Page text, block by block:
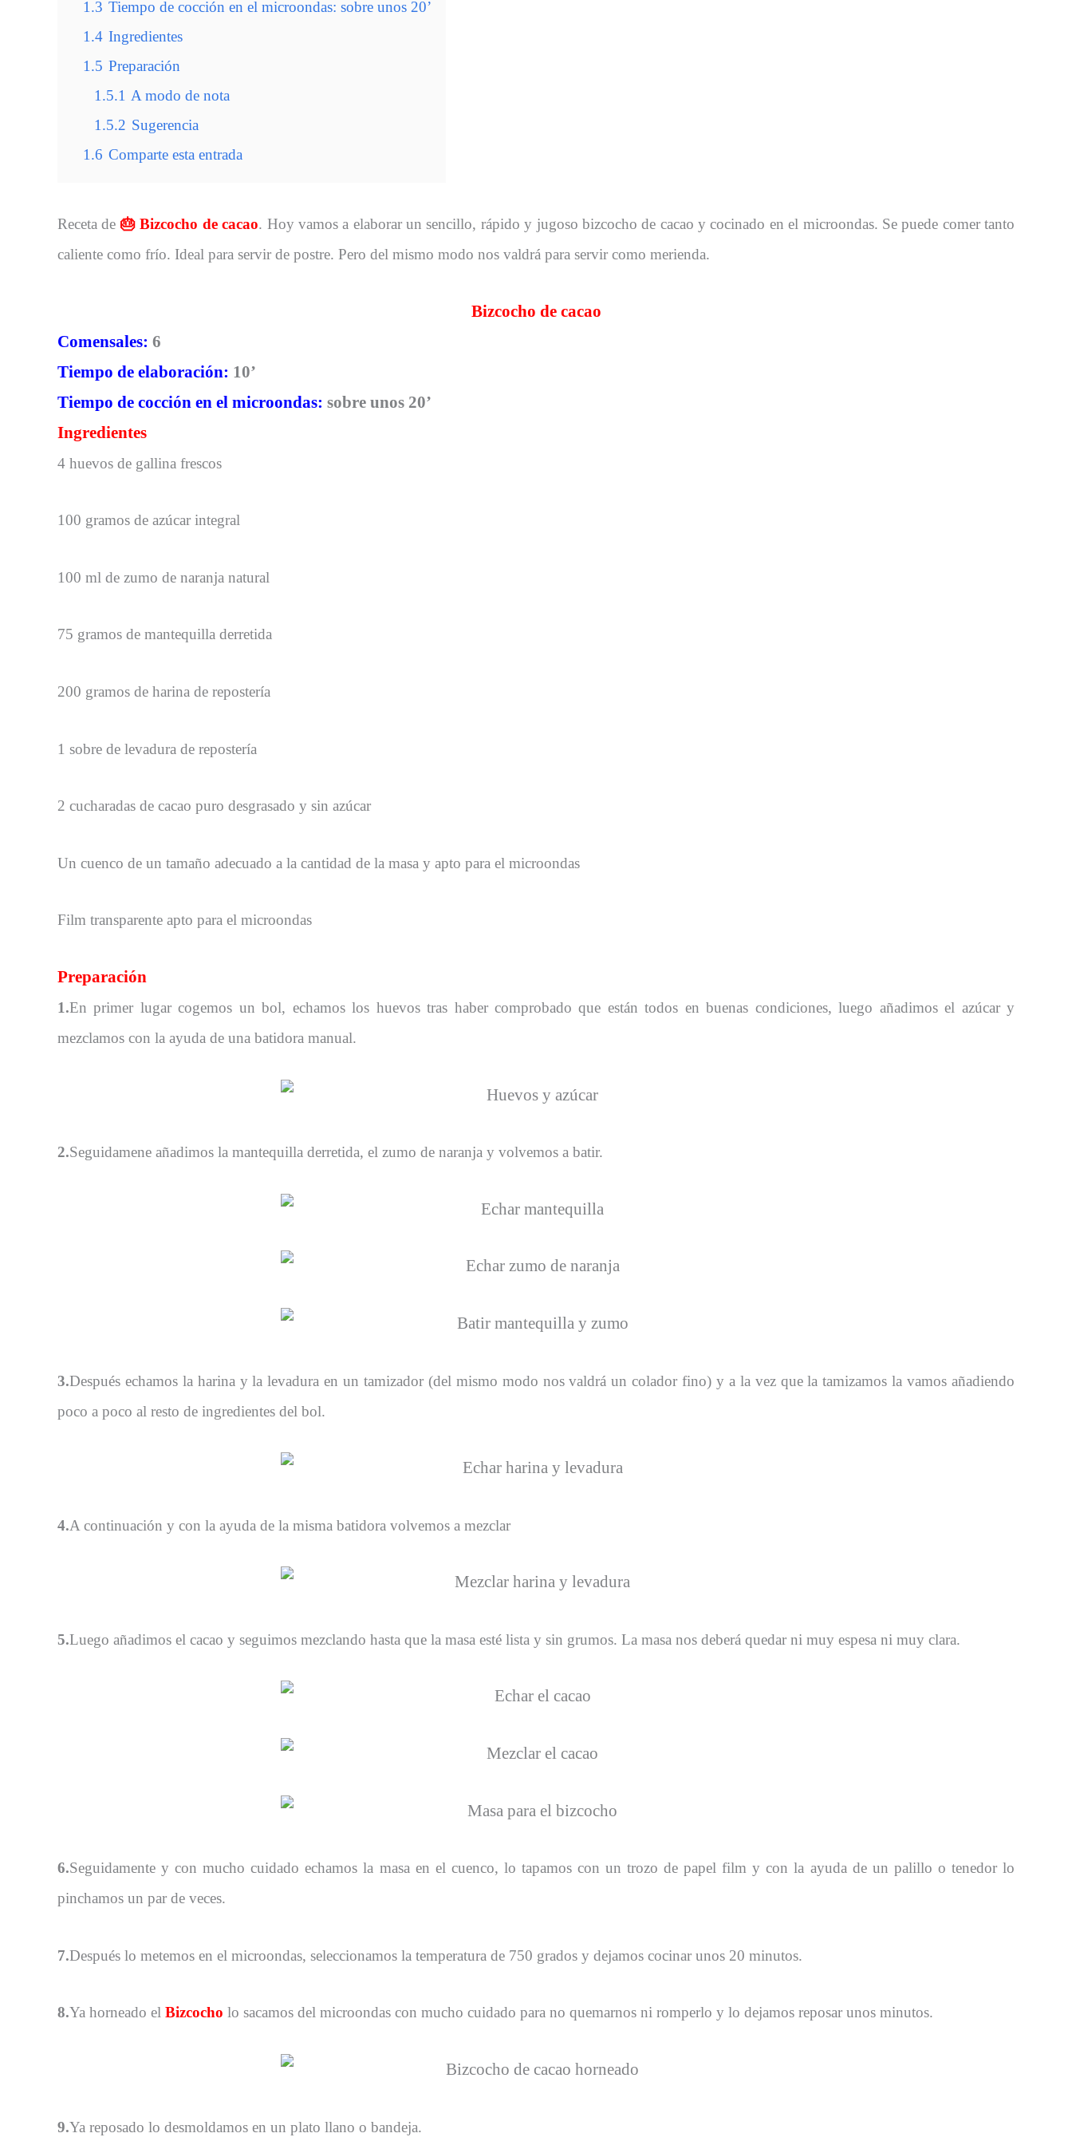
1.3 Tiempo de cocción en el microondas: sobre unos 20’
1.4 Ingredientes
1.5 Preparación
1.5.1 A modo de nota
1.5.2 Sugerencia
1.6 Comparte esta entrada
Receta de 🎂 Bizcocho de cacao. Hoy vamos a elaborar un sencillo, rápido y jugoso bizcocho de cacao y cocinado en el microondas. Se puede comer tanto
caliente como frío. Ideal para servir de postre. Pero del mismo modo nos valdrá para servir como merienda.
Bizcocho de cacao
Comensales: 6
Tiempo de elaboración: 10’
Tiempo de cocción en el microondas: sobre unos 20’
Ingredientes
4 huevos de gallina frescos
100 gramos de azúcar integral
100 ml de zumo de naranja natural
75 gramos de mantequilla derretida
200 gramos de harina de repostería
1 sobre de levadura de repostería
2 cucharadas de cacao puro desgrasado y sin azúcar
Un cuenco de un tamaño adecuado a la cantidad de la masa y apto para el microondas
Film transparente apto para el microondas
Preparación
1.En primer lugar cogemos un bol, echamos los huevos tras haber comprobado que están todos en buenas condiciones, luego añadimos el azúcar y
mezclamos con la ayuda de una batidora manual.
2.Seguidamene añadimos la mantequilla derretida, el zumo de naranja y volvemos a batir.
3.Después echamos la harina y la levadura en un tamizador (del mismo modo nos valdrá un colador fino) y a la vez que la tamizamos la vamos añadiendo
poco a poco al resto de ingredientes del bol.
4.A continuación y con la ayuda de la misma batidora volvemos a mezclar
5.Luego añadimos el cacao y seguimos mezclando hasta que la masa esté lista y sin grumos. La masa nos deberá quedar ni muy espesa ni muy clara.
6.Seguidamente y con mucho cuidado echamos la masa en el cuenco, lo tapamos con un trozo de papel film y con la ayuda de un palillo o tenedor lo
pinchamos un par de veces.
7.Después lo metemos en el microondas, seleccionamos la temperatura de 750 grados y dejamos cocinar unos 20 minutos.
8.Ya horneado el Bizcocho lo sacamos del microondas con mucho cuidado para no quemarnos ni romperlo y lo dejamos reposar unos minutos.
9.Ya reposado lo desmoldamos en un plato llano o bandeja.